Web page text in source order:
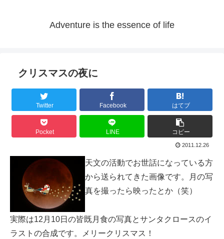
Adventure is the essence of life
クリスマスの夜に
Twitter Facebook はてブ
Pocket LINE コピー
2011.12.26
天文の活動でお世話になっている方
から送られてきた画像です。月の写
真を撮ったら映ったとか（笑）
実際は12月10日の皆既月食の写真とサンタクロースのイ
ラストの合成です。メリークリスマス！